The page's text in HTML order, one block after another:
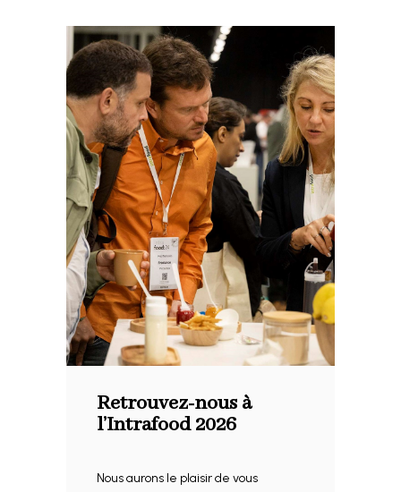
Retrouvez-nous à
l’Intrafood 2026
Nous aurons le plaisir de vous